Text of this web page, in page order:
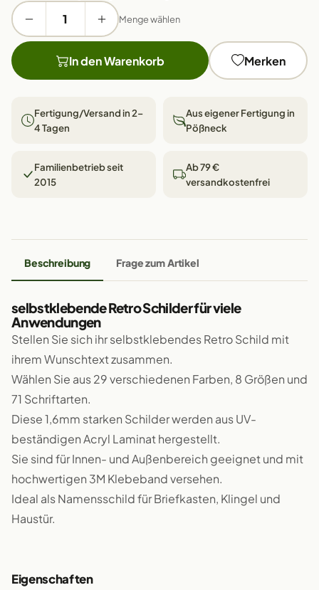
Menge wählen
In den Warenkorb Merken
Fertigung/Versand in 2–
4 Tagen
Aus eigener Fertigung in
Pößneck
Familienbetrieb seit
2015
Ab 79 €
versandkostenfrei
Beschreibung Frage zum Artikel
selbstklebende Retro Schilder für viele
Anwendungen
Stellen Sie sich ihr selbstklebendes Retro Schild mit
ihrem Wunschtext zusammen.
Wählen Sie aus 29 verschiedenen Farben, 8 Größen und
71 Schriftarten.
Diese 1,6mm starken Schilder werden aus UV-
beständigen Acryl Laminat hergestellt.
Sie sind für Innen- und Außenbereich geeignet und mit
hochwertigen 3M Klebeband versehen.
Ideal als Namensschild für Briefkasten, Klingel und
Haustür.
Eigenschaften